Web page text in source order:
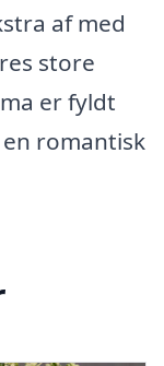
af med
store
er fyldt
romantisk